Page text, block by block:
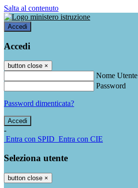
Salta al contenuto
Accedi
Accedi
button close ×
Nome Utente
Password
Password dimenticata?
-
Entra con SPID Entra con CIE
Seleziona utente
button close ×